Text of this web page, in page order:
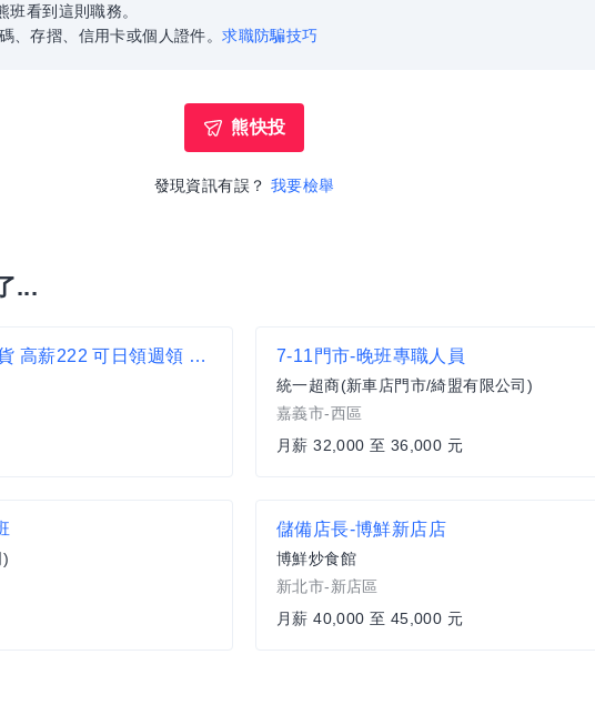
班看到這則職務。
、存摺、信用卡或個人證件。求職防騙技巧
熊快投
發現資訊有誤？ 我要檢舉
...
♡近湖口交流道旁 大夜班理貨 高薪222 可日領週領 好輕鬆 7-11門市-晚班專職人員
統一超商(新車店門市/綺盟有限公司)
嘉義市-西區
月薪 32,000 至 36,000 元
儲備店長-博鮮新店店
博鮮炒食館
新北市-新店區
月薪 40,000 至 45,000 元